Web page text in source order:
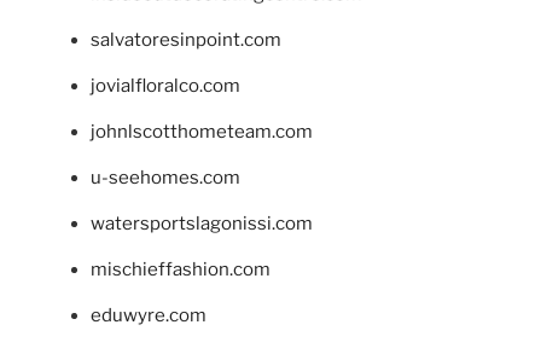
salvatoresinpoint.com
jovialfloralco.com
johnlscotthometeam.com
u-seehomes.com
watersportslagonissi.com
mischieffashion.com
eduwyre.com